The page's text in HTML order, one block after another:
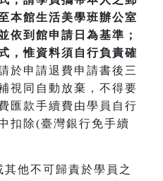
本館生活美學班辦公室
依到館申請日為基準；
，惟資料須自行負責確
於申請退費申請書後三
視同自動放棄，不得要
匯款手續費由學員自行
扣除(臺灣銀行免手續
他不可歸責於學員之